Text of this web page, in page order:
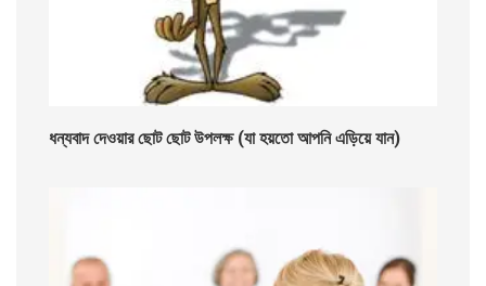
ধন্যবাদ দেওয়ার ছোট ছোট উপলক্ষ (যা হয়তো আপনি এড়িয়ে যান)